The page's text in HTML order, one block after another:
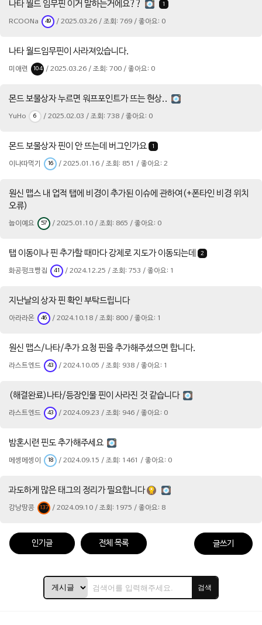
나타 월드 임무핀 이거 말하는거에요?? 1
RCOONa 49 / 2025.03.26 / 조회: 769 / 좋아요: 0
나타 월드임무핀이 사라져있습니다.
미애련 104 / 2025.03.26 / 조회: 700 / 좋아요: 0
몬드 보물상자 누르면 워프포인트가 뜨는 현상..
YuHo 6 / 2025.02.03 / 조회: 738 / 좋아요: 0
몬드 보물상자 핀이 안 뜨는데 버그인가요 1
이나따먹기 16 / 2025.01.16 / 조회: 851 / 좋아요: 2
원신 맵스 내 업적 탭에 비경이 추가된 이슈에 관하여(+폰타인 비경 위치
오류)
눕이예요 57 / 2025.01.10 / 조회: 865 / 좋아요: 0
탭 이동이나 핀 추가할 때마다 강제로 지도가 이동되는데 2
화공펑크빵집 41 / 2024.12.25 / 조회: 753 / 좋아요: 1
지난날의 상자 핀 확인 부탁드립니다
아라라온 46 / 2024.10.18 / 조회: 800 / 좋아요: 1
원신 맵스/나타/추가 요청 핀을 추가해주셨으면 합니다.
라스트엔드 43 / 2024.10.05 / 조회: 938 / 좋아요: 1
(해결완료)나타/등장인물 핀이 사라진 것 같습니다
라스트엔드 43 / 2024.09.23 / 조회: 946 / 좋아요: 0
밤혼시련 핀도 추가해주세요
메셍메셍이 18 / 2024.09.15 / 조회: 1461 / 좋아요: 0
과도하게 많은 태그의 정리가 필요합니다
강낭땅콩 137 / 2024.09.10 / 조회: 1975 / 좋아요: 8
인기글 전체 목록 글쓰기
검색